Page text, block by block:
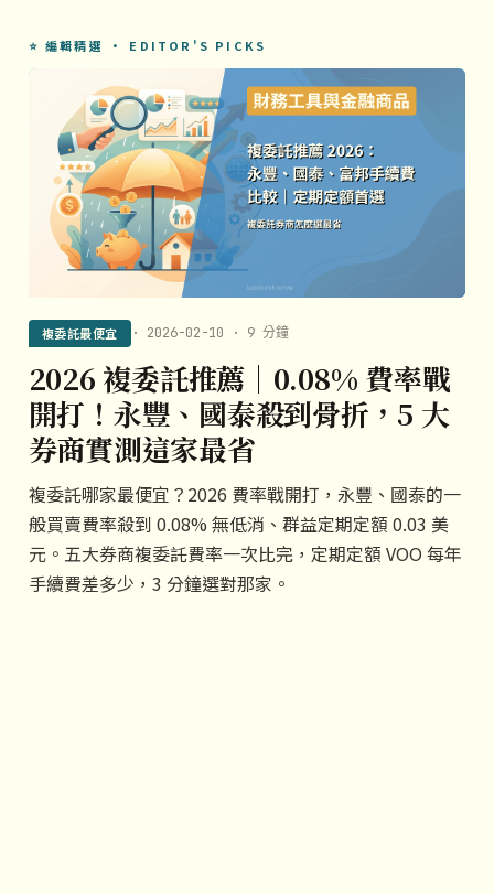
⭐ 編輯精選 · EDITOR'S PICKS
複委託最便宜 · 2026-02-10 · 9 分鐘
2026 複委託推薦｜0.08% 費率戰
開打！永豐、國泰殺到骨折，5 大
券商實測這家最省
複委託哪家最便宜？2026 費率戰開打，永豐、國泰的一
般買賣費率殺到 0.08% 無低消、群益定期定額 0.03 美
元。五大券商複委託費率一次比完，定期定額 VOO 每年
手續費差多少，3 分鐘選對那家。